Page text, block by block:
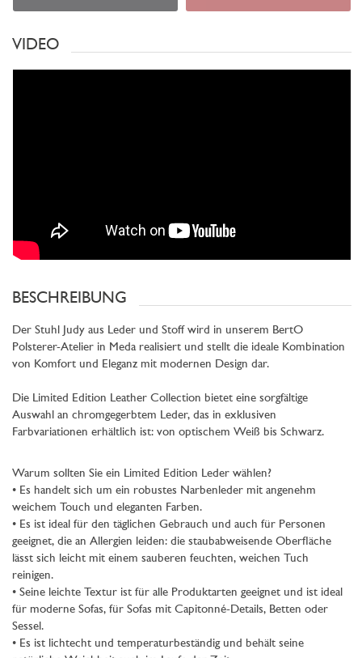
VIDEO
BESCHREIBUNG
Der Stuhl Judy aus Leder und Stoff wird in unserem BertO
Polsterer-Atelier in Meda realisiert und stellt die ideale Kombination
von Komfort und Eleganz mit modernen Design dar.
Die Limited Edition Leather Collection bietet eine sorgfältige
Auswahl an chromgegerbtem Leder, das in exklusiven
Farbvariationen erhältlich ist: von optischem Weiß bis Schwarz.
Warum sollten Sie ein Limited Edition Leder wählen?
• Es handelt sich um ein robustes Narbenleder mit angenehm
weichem Touch und eleganten Farben.
• Es ist ideal für den täglichen Gebrauch und auch für Personen
geeignet, die an Allergien leiden: die staubabweisende Oberfläche
lässt sich leicht mit einem sauberen feuchten, weichen Tuch
reinigen.
• Seine leichte Textur ist für alle Produktarten geeignet und ist ideal
für moderne Sofas, für Sofas mit Capitonné-Details, Betten oder
Sessel.
• Es ist lichtecht und temperaturbeständig und behält seine